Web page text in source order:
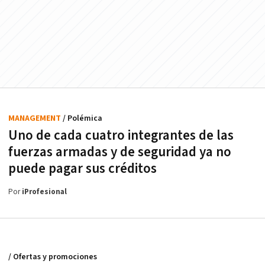
Uno de cada cuatro integrantes de las
fuerzas armadas y de seguridad ya no
puede pagar sus créditos
MANAGEMENT / Polémica
PoriProfesional
/ Ofertas y promociones